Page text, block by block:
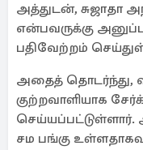
அத்துடன்,
என்பவருக்கு
பதிவேற்றம்
அதைத் தொடர்ந்து,
குற்றவாளியாக
செய்யப்பட்டுள்ளார்.
சம பங்கு